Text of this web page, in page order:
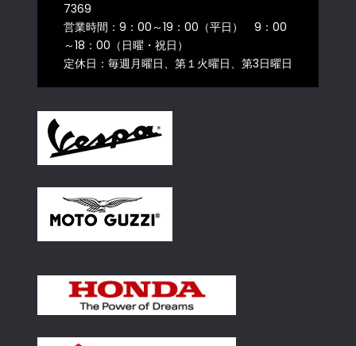
7369
営業時間：9：00～19：00（平日） 9：00
～18：00（日曜・祝日）
定休日：毎週月曜日、第１火曜日、第3日曜日